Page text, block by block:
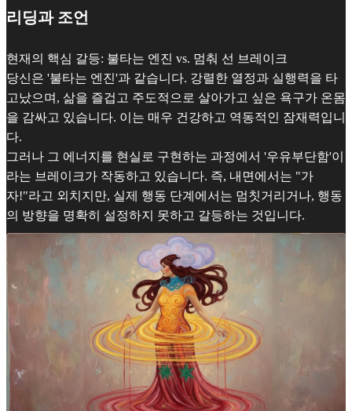
리딩과 조언
현재의 핵심 갈등: 불타는 엔진 vs. 멈춰 선 브레이크
당신은 '불타는 엔진'과 같습니다. 강렬한 열정과 실행력을 타
고났으며, 삶을 즐겁고 주도적으로 살아가고 싶은 욕구가 온몸
을 감싸고 있습니다. 이는 매우 건강하고 역동적인 잠재력입니
다.
그러나 그 에너지를 현실로 구현하는 과정에서 '우유부단함'이
라는 브레이크가 작동하고 있습니다. 즉, 내면에서는 "가
자!"라고 외치지만, 실제 행동 단계에서는 멈칫거리거나, 행동
의 방향을 명확히 설정하지 못하고 갈등하는 것입니다.